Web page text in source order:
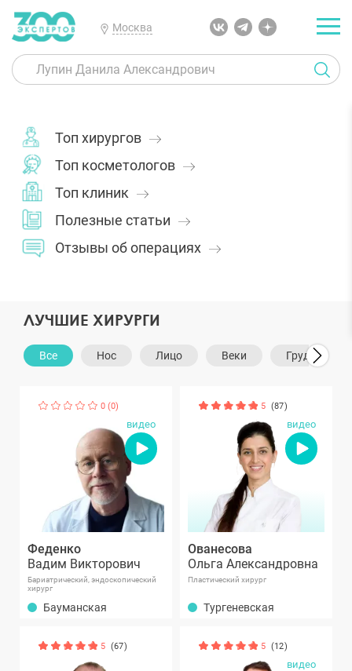
Москва
Топ хирургов
Топ косметологов
Топ клиник
Полезные статьи
Отзывы об операциях
ЛУЧШИЕ ХИРУРГИ
Все Нос Лицо Веки Грудь
0 (0)
видео
Феденко
Вадим Викторович
Бариатрический, эндоскопический
хирург
Бауманская
5 (87)
видео
Ованесова
Ольга Александровна
Пластический хирург
Тургеневская
5 (67) 5 (12)
видео